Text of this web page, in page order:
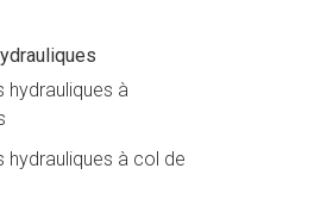
hydrauliques à
hydrauliques à col de